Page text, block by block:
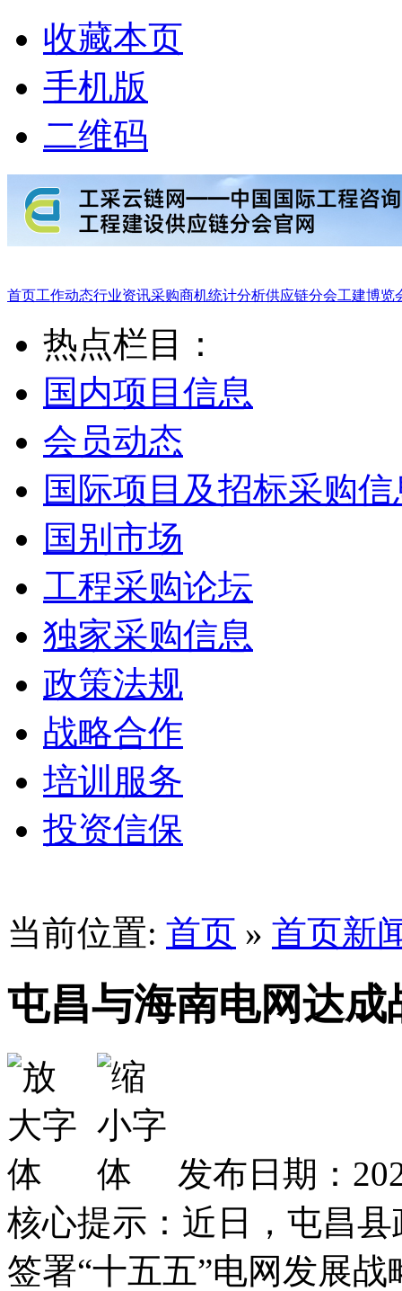
收藏本页
手机版
二维码
首页工作动态行业资讯采购商机统计分析供应链分会工建博览
热点栏目：
国内项目信息
会员动态
国际项目及招标采购信
国别市场
工程采购论坛
独家采购信息
政策法规
战略合作
培训服务
投资信保
当前位置: 首页 » 首页新
屯昌与海南电网达成
发布日期：
核心提示：近日，屯昌
签署“十五五”电网发展